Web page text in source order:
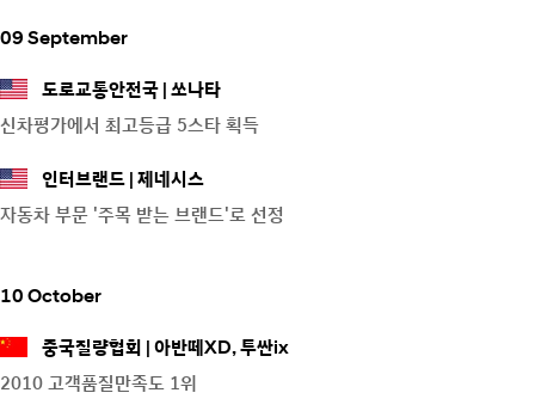
09 September
도로교통안전국 쏘나타
신차평가에서 최고등급 5스타 획득
인터브랜드 제네시스
자동차 부문 '주목 받는 브랜드'로 선정
10 October
중국질량협회
아반떼XD, 투싼ix
2010 고객품질만족도 1위